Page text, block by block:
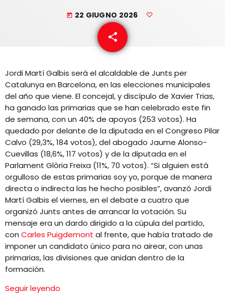
today 22 GIUGNO 2026
share
email
Jordi Martí Galbis será el alcaldable de Junts per
Catalunya en Barcelona, en las elecciones municipales
del año que viene. El concejal, y discípulo de Xavier Trias,
ha ganado las primarias que se han celebrado este fin
de semana, con un 40% de apoyos (253 votos). Ha
quedado por delante de la diputada en el Congreso Pilar
Calvo (29,3%, 184 votos), del abogado Jaume Alonso-
Cuevillas (18,6%, 117 votos) y de la diputada en el
Parlament Glòria Freixa (11%, 70 votos). “Si alguien está
orgulloso de estas primarias soy yo, porque de manera
directa o indirecta las he hecho posibles”, avanzó Jordi
Martí Galbis el viernes, en el debate a cuatro que
organizó Junts antes de arrancar la votación. Su
mensaje era un dardo dirigido a la cúpula del partido,
con Carles Puigdemont al frente, que había tratado de
imponer un candidato único para no airear, con unas
primarias, las divisiones que anidan dentro de la
formación.
Seguir leyendo